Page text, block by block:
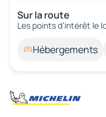
Sur la route
Les points d’intérêt le
Hébergements